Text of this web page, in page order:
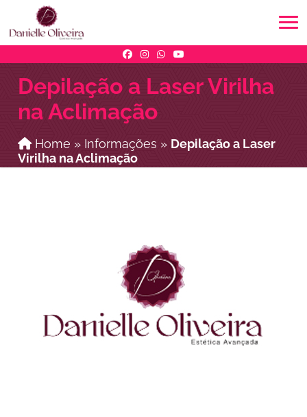
Depilação a Laser Virilha
na Aclimação
Home » Informações » Depilação a Laser
Virilha na Aclimação